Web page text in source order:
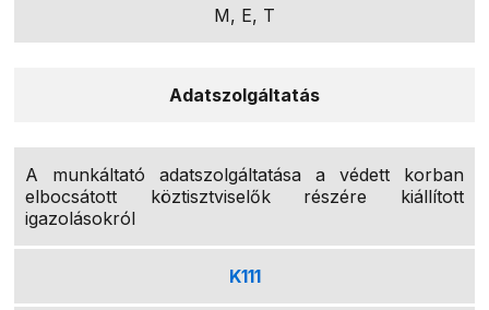
M, E, T
Adatszolgáltatás
A munkáltató adatszolgáltatása a védett korban
elbocsátott köztisztviselők részére kiállított
igazolásokról
K111